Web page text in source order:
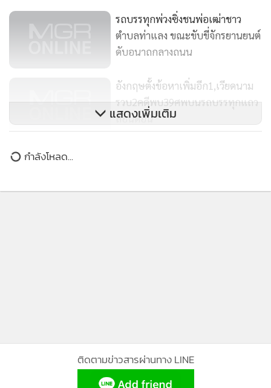
รถบรรทุกพ่วงซิ่งชนพ่อเฒ่าชาว
ตำบลท่าแลง ขณะขับขี่จักรยานยนต์
อังกฤษตั้งข้อหาเพิ่มอีก1,เวียดนาม
รวบ2คดีพบ39ศพบนรถบรรทุกแถว
ลอนดอน
ชน จยย.ซิ่งฝ่าไฟแดง ปางตาย 2 ราย
แสดงเพิ่มเติม
กำลังโหลด...
ติดตามข่าวสารผ่านทาง LINE